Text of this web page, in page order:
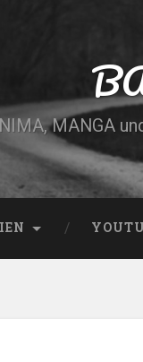
MANGA